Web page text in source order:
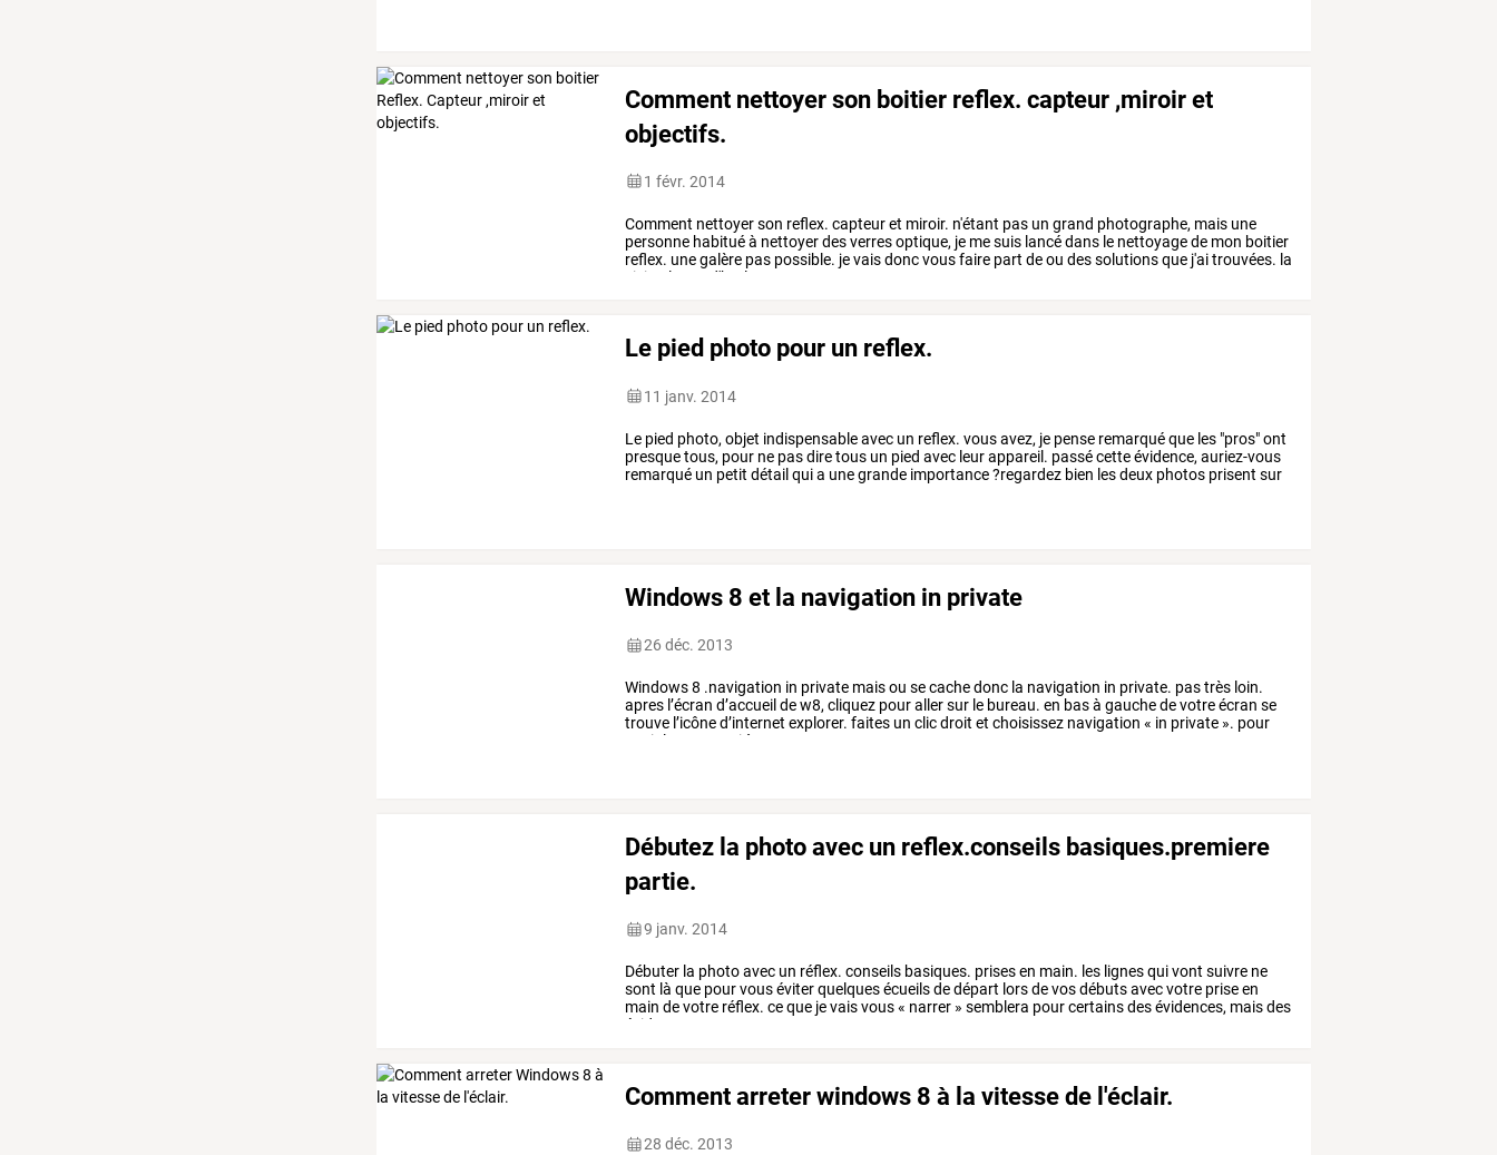
Comment nettoyer son boitier reflex. capteur ,miroir et
objectifs.
1 févr. 2014
Comment nettoyerson reflex. capteuret miroir. n'étant pas un grand photographe, mais une
personne habituéà nettoyerdesverresoptique, je mesuis lancédans le nettoyagede mon boitier
reflex. unegalère pas possible. jevaisdoncvousfaire part deou dessolutionsque j'aitrouvées. la
vision
loupe d'horloger
Le pied photo pour un reflex.
11 janv. 2014
Le pied photo, objet indispensableavec un reflex. vousavez, je pense remarquéque les "pros"ont
presquetous, pour ne pasdiretous un pied avec leurappareil. passécetteévidence, auriez-vous
remarqué un petit détail quia unegrande importance?regardez bien lesdeux photos prisent sur
Windows 8 et la navigation in private
26 déc. 2013
Windows8 .navigation in private maisou secachedonc la navigation in private. pastrès loin.
apres l’écran d’accueil dew8,cliquez pourallersur le bureau. en basà gauchedevotreécran se
trouve l’icôned’internet explorer. faites un clicdroit et choisissez navigation « in private ». pour
avoir
le raccourci à
Débutez la photo avec un reflex.conseils basiques.premiere
partie.
9 janv. 2014
Débuter la photoavec un réflex. conseils basiques. prisesen main. les lignesquivont suivre ne
sont là que pourvouséviterquelquesécueilsdedépart lorsdevosdébutsavecvotre priseen
main devotre réflex. ceque jevaisvous« narrer » semblera pourcertainsdesévidences, maisdes
évidences
Comment arreter windows 8 à la vitesse de l'éclair.
28 déc. 2013